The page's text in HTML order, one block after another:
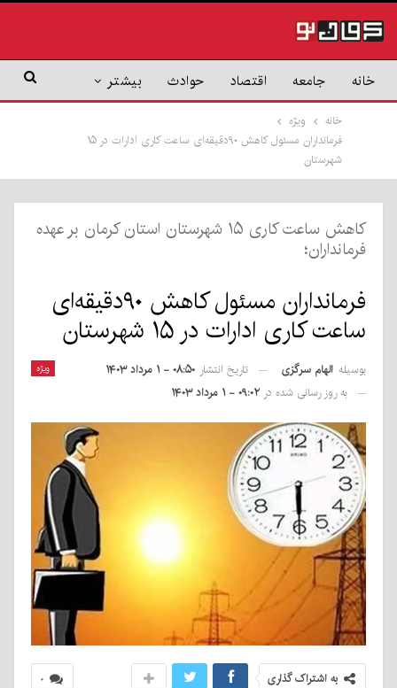
خانه جامعه اقتصاد حوادث بیشتر
خانه
ویژه
فرمانداران مسئول کاهش ۹۰دقیقه‌ای ساعت کاری ادارات در ۱۵
شهرستان
کاهش ساعت کاری ۱۵ شهرستان استان کرمان بر عهده
فرمانداران؛
فرمانداران مسئول کاهش ۹۰دقیقه‌ای
ساعت کاری ادارات در ۱۵ شهرستان
ویژه بوسیله الهام سرگزی تاریخ انتشار ۰۸:۵۰ - ۱ مرداد ۱۴۰۳
به روز رسانی شده در ۰۹:۰۲ - ۱ مرداد ۱۴۰۳
۰ به اشتراک گذاری